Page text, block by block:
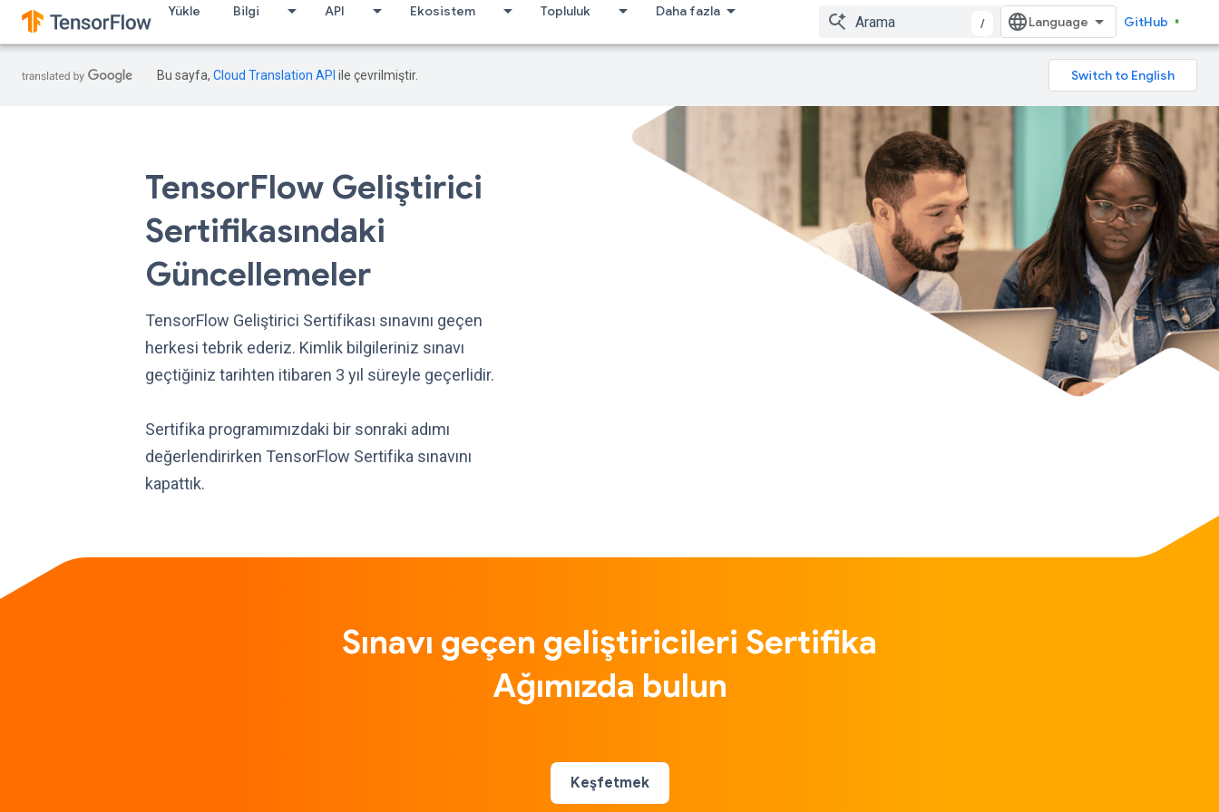
Yükle Bilgi API Ekosistem Topluluk Daha fazla
/ GitHub
Bu sayfa, Cloud Translation API ile çevrilmiştir.
TensorFlow Geliştirici
Sertifikasındaki
Güncellemeler
TensorFlow Geliştirici Sertifikası sınavını geçen
herkesi tebrik ederiz. Kimlik bilgileriniz sınavı
geçtiğiniz tarihten itibaren 3 yıl süreyle geçerlidir.
Sertifika programımızdaki bir sonraki adımı
değerlendirirken TensorFlow Sertifika sınavını
kapattık.
Sınavı geçen geliştiricileri Sertifika
Ağımızda bulun
Keşfetmek